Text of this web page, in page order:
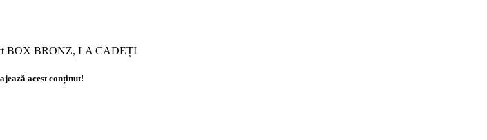
BOX BRONZ, LA CADEȚI
acest conținut!